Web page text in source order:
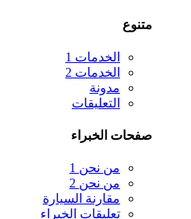
متنوع
الخدمات 1
الخدمات 2
مدونة
التعليقات
صفحات الخبراء
من نحن 1
من نحن 2
مقارنة السيارة
تعليقات الخبراء